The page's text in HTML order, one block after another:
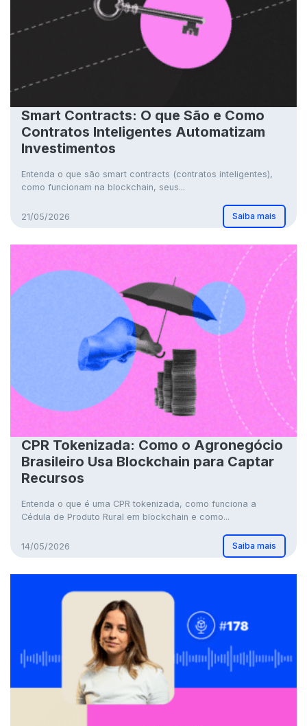
Smart Contracts: O que São e Como
Contratos Inteligentes Automatizam
Investimentos
Entenda o que são smart contracts (contratos inteligentes),
como funcionam na blockchain, seus...
21/05/2026 Saiba mais
CPR Tokenizada: Como o Agronegócio
Brasileiro Usa Blockchain para Captar
Recursos
Entenda o que é uma CPR tokenizada, como funciona a
Cédula de Produto Rural em blockchain e como...
14/05/2026 Saiba mais